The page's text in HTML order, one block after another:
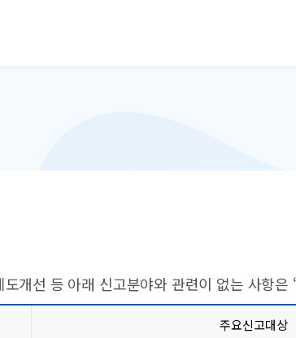
개선 등 아래 신고분야와 관련이 없는 사항은
주요신고대상